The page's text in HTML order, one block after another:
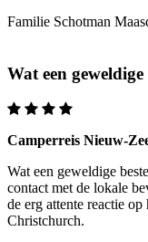
Familie Schotman
Wat een
Camperreis Nieuw-
Wat een geweldige
contact met de lokale
de erg attente reactie
Christchurch.